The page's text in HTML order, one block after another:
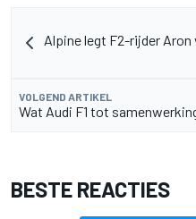
Alpine legt F2-rijder
VOLGEND ARTIKEL
Wat Audi F1 tot
BESTE REACTIES